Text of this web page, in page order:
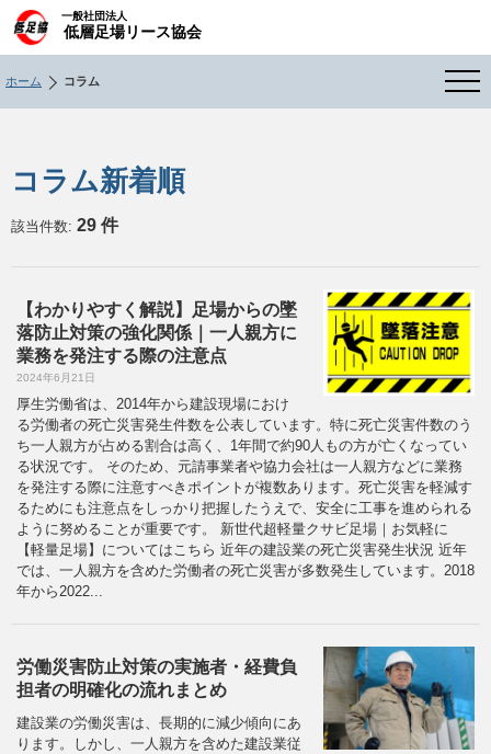
一般社団法人
低層足場リース協会
ホーム コラム
コラム新着順
該当件数: 29 件
【わかりやすく解説】足場からの墜
落防止対策の強化関係｜一人親方に
業務を発注する際の注意点
2024年6月21日
厚生労働省は、2014年から建設現場におけ
る労働者の死亡災害発生件数を公表しています。特に死亡災害件数のう
ち一人親方が占める割合は高く、1年間で約90人もの方が亡くなってい
る状況です。 そのため、元請事業者や協力会社は一人親方などに業務
を発注する際に注意すべきポイントが複数あります。死亡災害を軽減す
るためにも注意点をしっかり把握したうえで、安全に工事を進められる
ように努めることが重要です。 新世代超軽量クサビ足場｜お気軽に
【軽量足場】についてはこちら 近年の建設業の死亡災害発生状況 近年
では、一人親方を含めた労働者の死亡災害が多数発生しています。2018
年から2022...
労働災害防止対策の実施者・経費負
担者の明確化の流れまとめ
建設業の労働災害は、長期的に減少傾向にあ
ります。しかし、一人親方を含めた建設業従